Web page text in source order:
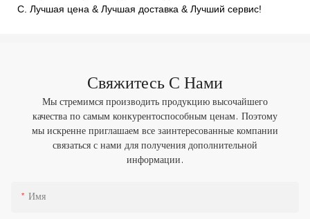
C. Лучшая цена & Лучшая доставка & Лучший сервис!
Свяжитесь С Нами
Мы стремимся производить продукцию высочайшего
качества по самым конкурентоспособным ценам. Поэтому
мы искренне приглашаем все заинтересованные компании
связаться с нами для получения дополнительной
информации.
Имя